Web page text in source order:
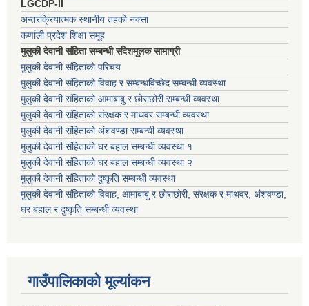
LGCDP-II
अन्तरक्रियात्मक स्थानीय तहको नक्सा
कर्णाली प्रदेश शिक्षा समूह
मुलुकी देवानी संहिता सम्बन्धी संदेशमूलक सामाग्री
मुलुकी देवानी संहिताको परिचय
मुलुकी देवानी संहिताको विवाह र सम्बन्धविच्छेद सम्बन्धी व्यवस्था
मुलुकी देवानी संहिताको आमाबाबु र छोराछोरी सम्बन्धी व्यवस्था
मुलुकी देवानी संहिताको संरक्षक र माथवर सम्बन्धी व्यवस्था
मुलुकी देवानी संहिताको अंशवण्डा सम्बन्धी व्यवस्था
मुलुकी देवानी संहिताको घर बहाल सम्बन्धी व्यवस्था १
मुलुकी देवानी संहिताको घर बहाल सम्बन्धी व्यवस्था २
मुलुकी देवानी संहिताको दुष्कृति सम्बन्धी व्यवस्था
मुलुकी देवानी संहिताको विवाह, आमाबाबु र छोराछोरी, संरक्षक र माथवर, अंशवण्डा,
घर बहाल र दुष्कृति सम्बन्धी व्यवस्था
गाउँपालिकाको मूल्यांकन